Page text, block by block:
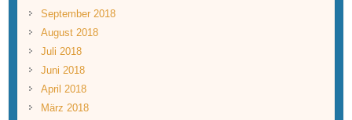
September 2018
August 2018
Juli 2018
Juni 2018
April 2018
März 2018